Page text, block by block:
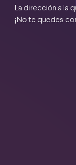
La dirección a la
¡No te quedes